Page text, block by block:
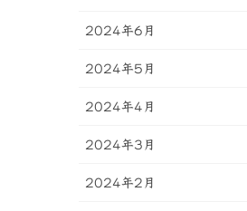
2024年6月
2024年5月
2024年4月
2024年3月
2024年2月